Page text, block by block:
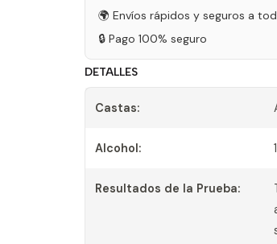
🌍 Envíos rápidos y seguros a
🔒 Pago 100% seguro
DETALLES
Castas:
Alcohol:
Resultados de la Prueba: